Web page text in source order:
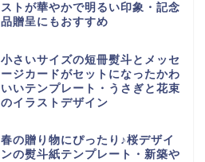
ストが華やかで明るい印象・記念
品贈呈にもおすすめ
小さいサイズの短冊熨斗とメッセ
ージカードがセットになったかわ
いいテンプレート・うさぎと花束
のイラストデザイン
春の贈り物にぴったり♪桜デザイ
ンの熨斗紙テンプレート・新築や